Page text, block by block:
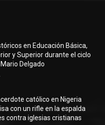
en Educación Básica,
y Superior durante el ciclo
Delgado
católico en Nigeria
con un rifle en la espalda
contra iglesias cristianas